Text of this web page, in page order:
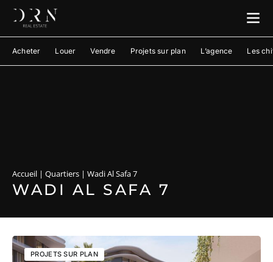
Acheter Louer Vendre Projets sur plan L’agence Les
Accueil | Quartiers | Wadi Al Safa 7
WADI AL SAFA 7
PROJETS SUR PLAN